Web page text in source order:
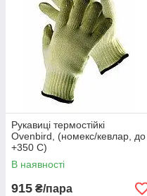
Рукавиці термостійкі
Ovenbird, (номекс/кевлар, до
+350 С)
В наявності
915 ₴/пара